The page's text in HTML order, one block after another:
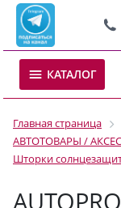
КАТАЛОГ
Главная страница
АВТОТОВАРЫ /
Шторки